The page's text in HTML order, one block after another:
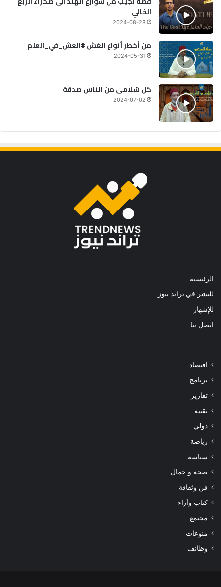
الخالي
2024-08-28
من أخطر أنواع الغش #الغش_في_العلم
2024-05-31
كل سُلامى من الناس صدقة
2024-07-02
الرئيسية
للنشر في تراند نيوز
للإشهار
اتصل بنا
اقتصاد
برنامج
تقارير
تقنية
دولي
رياضة
سياسة
صحة و جمال
فن وثقافة
كتاب وآراء
مجتمع
منوعات
وظائف